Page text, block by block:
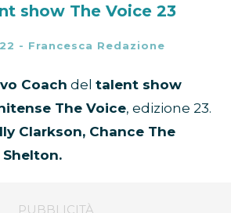
show The Voice 23
- Francesca Redazione
Coach del talent show
The Voice, edizione 23.
Clarkson, Chance The
Shelton.